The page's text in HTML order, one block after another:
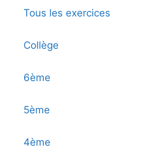
Tous les exercices
Collège
6ème
5ème
4ème